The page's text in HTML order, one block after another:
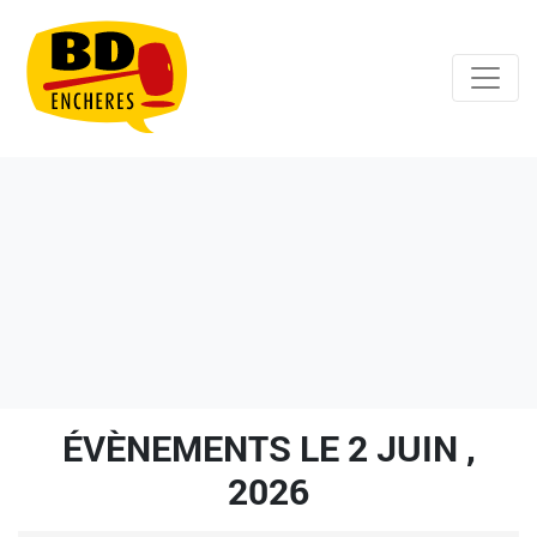
ÉVÈNEMENTS LE 2 JUIN ,
2026